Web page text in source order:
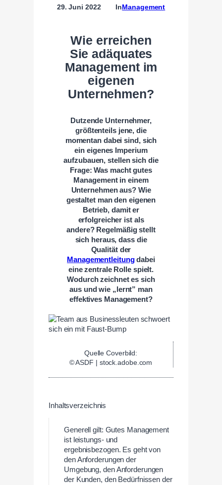
29. Juni 2022 InManagement
Wie erreichen
Sie adäquates
Management im
eigenen
Unternehmen?
Dutzende Unternehmer,
größtenteils jene, die
momentan dabei sind, sich
ein eigenes Imperium
aufzubauen, stellen sich die
Frage: Was macht gutes
Management in einem
Unternehmen aus? Wie
gestaltet man den eigenen
Betrieb, damit er
erfolgreicher ist als
andere? Regelmäßig stellt
sich heraus, dass die
Qualität der
Managementleitungdabei
eine zentrale Rolle spielt.
Wodurch zeichnet es sich
aus und wie „lernt” man
effektives Management?
Quelle Coverbild:
© ASDF | stock.adobe.com
Inhaltsverzeichnis
Generell gilt: Gutes Management
ist leistungs- und
ergebnisbezogen. Es geht von
den Anforderungen der
Umgebung, den Anforderungen
der Kunden, den Bedürfnissen der